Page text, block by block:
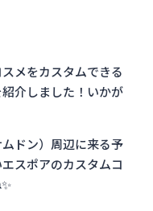
メをカスタムできる
介しました！いかが
ドン）周辺に来る予
スポアのカスタムコ